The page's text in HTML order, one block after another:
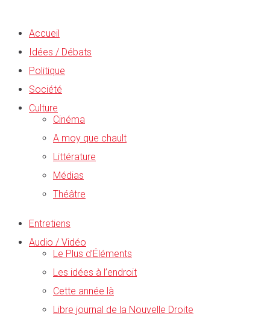
Accueil
Idées / Débats
Politique
Société
Culture
Cinéma
A moy que chault
Littérature
Médias
Théâtre
Entretiens
Audio / Vidéo
Le Plus d’Éléments
Les idées à l’endroit
Cette année là
Libre journal de la Nouvelle Droite